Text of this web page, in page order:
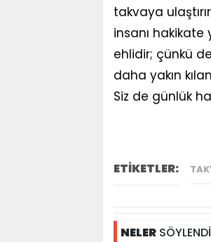
takvaya
insanı hakikate
ehlidir; çünkü
daha yakın
Siz de günlük
ETİKETLER:
NELER